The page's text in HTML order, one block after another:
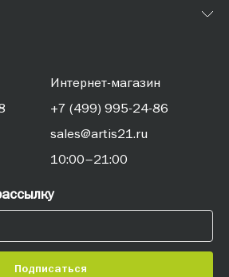
Интернет-магазин
+7 (499) 995-24-86
sales@artis21.ru
10:00–21:00
Подписаться